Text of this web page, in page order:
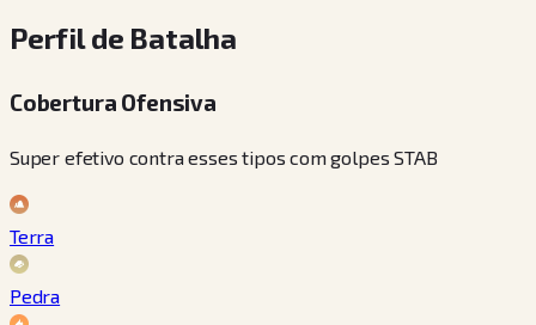
Perfil de Batalha
Cobertura Ofensiva
Super efetivo contra esses tipos com golpes STAB
Terra
Pedra